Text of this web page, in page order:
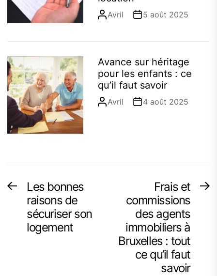
Avril 5 août 2025
Avance sur héritage
pour les enfants : ce
qu’il faut savoir
Avril 4 août 2025
Navigation
l’article
Previous
post:
Les bonnes
raisons de
sécuriser son
logement
Frais et
commissions
des agents
immobiliers à
Bruxelles : tout
ce qu’il faut
savoir